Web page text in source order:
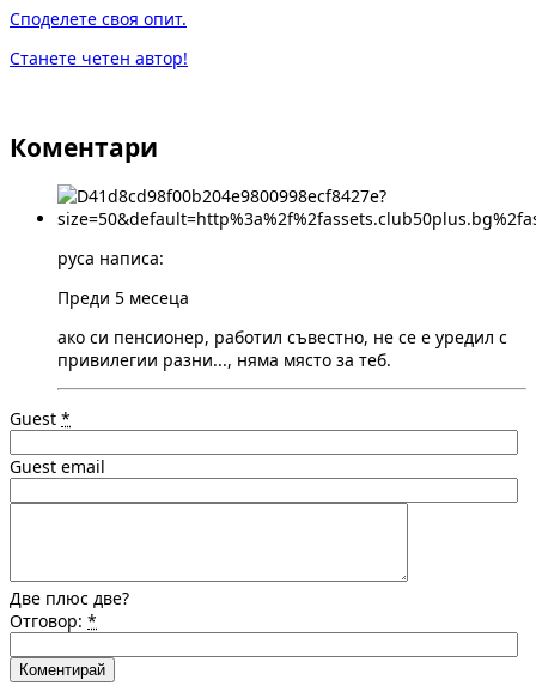
Споделете своя опит.
Станете четен автор!
Коментари
русa написа:
Преди 5 месеца
ако си пенсионер, работил съвестно, не се е уредил с
привилегии разни..., няма място за теб.
Guest *
Guest email
Две плюс две?
Отговор: *